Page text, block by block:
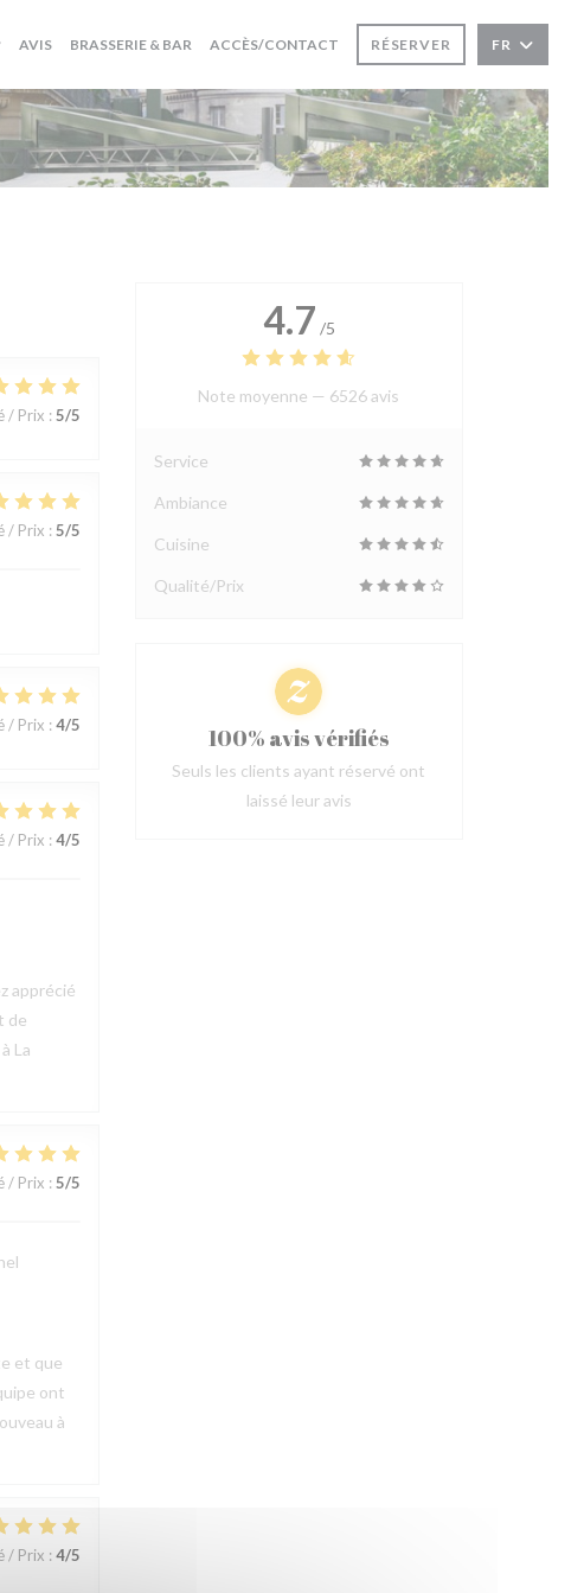
AVIS BRASSERIE & BAR ACCÈS/CONTACT RÉSERVER FR
/ Prix : 5/5
/ Prix : 5/5
/ Prix : 4/5
/ Prix : 4/5
apprécié
de
La
/ Prix : 5/5
et que
ont
à
/ Prix : 4/5
4.7 /5
Note moyenne — 6526 avis
Service
Ambiance
Cuisine
Qualité/Prix
100% avis vérifiés
Seuls les clients ayant réservé ont
laissé leur avis